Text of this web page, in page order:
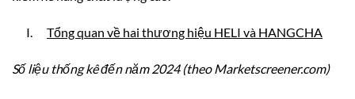
I. Tổng quan về hai thương hiệu HELI và HANGCHA
Số liệu thống kê đến năm 2024 (theo Marketscreener.com)